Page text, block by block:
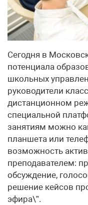
Сегодня в
потенциала
школьных
руководители
дистанционном
специальной
занятиям можно
планшета или
возможность
преподавателем:
обсуждение,
решение кейсов
эфира\”.